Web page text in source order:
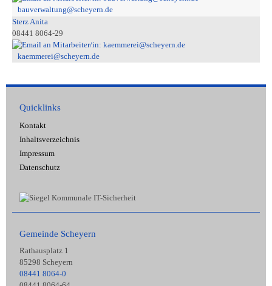
bauverwaltung@scheyern.de
Sterz Anita
08441 8064-29
kaemmerei@scheyern.de
Quicklinks
Kontakt
Inhaltsverzeichnis
Impressum
Datenschutz
Gemeinde Scheyern
Rathausplatz 1
85298 Scheyern
08441 8064-0